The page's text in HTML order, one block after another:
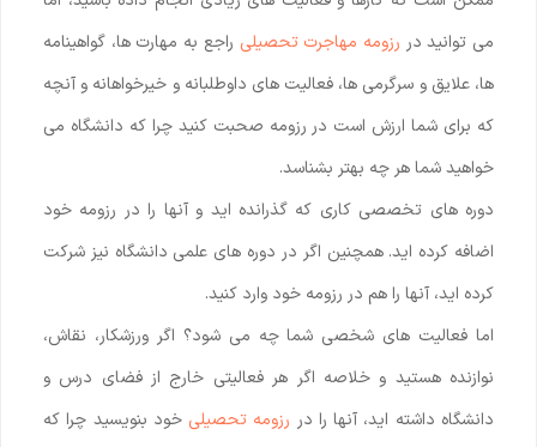
می توانید در رزومه مهاجرت تحصیلی راجع به مهارت ها، گواهینامه
ها، علایق و سرگرمی ها، فعالیت های داوطلبانه و خیرخواهانه و آنچه
که برای شما ارزش است در رزومه صحبت کنید چرا که دانشگاه می
خواهید شما هر چه بهتر بشناسد.
دوره های تخصصی کاری که گذرانده اید و آنها را در رزومه خود
اضافه کرده اید. همچنین اگر در دوره های علمی دانشگاه نیز شرکت
کرده اید، آنها را هم در رزومه خود وارد کنید.
اما فعالیت های شخصی شما چه می شود؟ اگر ورزشکار، نقاش،
نوازنده هستید و خلاصه اگر هر فعالیتی خارج از فضای درس و
دانشگاه داشته اید، آنها را در رزومه تحصیلی خود بنویسید چرا که